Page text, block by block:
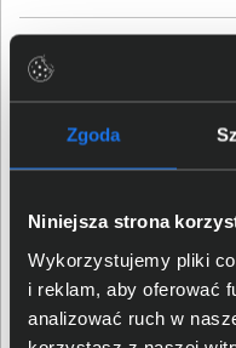
Zgoda
Niniejsza strona
Wykorzystujemy pliki
i reklam, aby oferować
analizować ruch w
Typ gwarancji
Wysokość (mm)